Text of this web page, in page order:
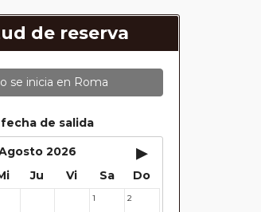
de reserva
se inicia en Roma
de salida
2026
▸
Ju Vi Sa Do
1 2